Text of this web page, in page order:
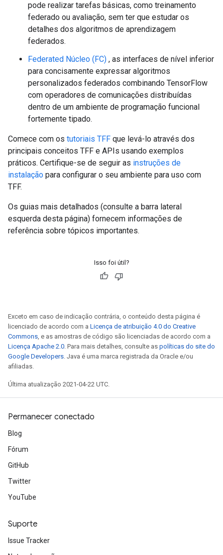
pode realizar tarefas básicas, como treinamento
federado ou avaliação, sem ter que estudar os
detalhes dos algoritmos de aprendizagem
federados.
Federated Núcleo (FC) , as interfaces de nível inferior
para concisamente expressar algoritmos
personalizados federados combinando TensorFlow
com operadores de comunicações distribuídas
dentro de um ambiente de programação funcional
fortemente tipado.
Comece com os tutoriais TFF que levá-lo através dos
principais conceitos TFF e APIs usando exemplos
práticos. Certifique-se de seguir as instruções de
instalação para configurar o seu ambiente para uso com
TFF.
Os guias mais detalhados (consulte a barra lateral
esquerda desta página) fornecem informações de
referência sobre tópicos importantes.
Isso foi útil?
Exceto em caso de indicação contrária, o conteúdo desta página é
licenciado de acordo com a Licença de atribuição 4.0 do Creative
Commons, e as amostras de código são licenciadas de acordo com a
Licença Apache 2.0. Para mais detalhes, consulte as políticas do site do
Google Developers. Java é uma marca registrada da Oracle e/ou
afiliadas.
Última atualização 2021-04-22 UTC.
Permanecer conectado
Blog
Fórum
GitHub
Twitter
YouTube
Suporte
Issue Tracker